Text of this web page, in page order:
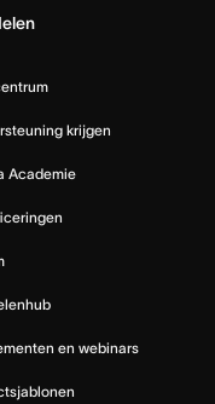
krijgen
Academie
en webinars